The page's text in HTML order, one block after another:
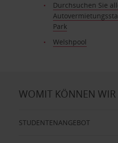
Durchsuchen Sie
Park
Welshpool
WOMIT KÖNNEN WIR
STUDENTENANGEBOT